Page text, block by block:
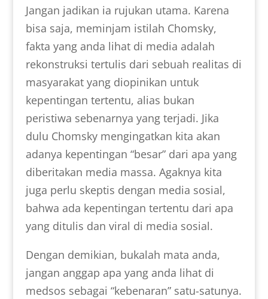
Jangan jadikan ia rujukan utama. Karena
bisa saja, meminjam istilah Chomsky,
fakta yang anda lihat di media adalah
rekonstruksi tertulis dari sebuah realitas di
masyarakat yang diopinikan untuk
kepentingan tertentu, alias bukan
peristiwa sebenarnya yang terjadi. Jika
dulu Chomsky mengingatkan kita akan
adanya kepentingan “besar” dari apa yang
diberitakan media massa. Agaknya kita
juga perlu skeptis dengan media sosial,
bahwa ada kepentingan tertentu dari apa
yang ditulis dan viral di media sosial.
Dengan demikian, bukalah mata anda,
jangan anggap apa yang anda lihat di
medsos sebagai “kebenaran” satu-satunya.